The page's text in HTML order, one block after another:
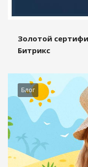
Золотой
Битрикс
Блог